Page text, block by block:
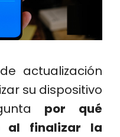
actualización
su dispositivo
por qué
al finalizar la